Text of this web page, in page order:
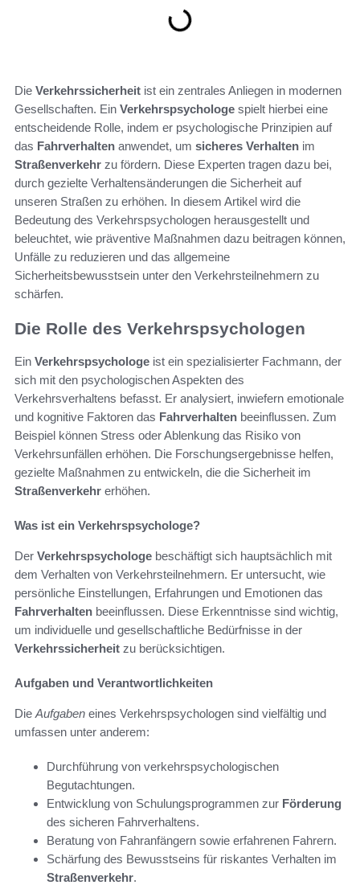
Die Verkehrssicherheit ist ein zentrales Anliegen in modernen
Gesellschaften. Ein Verkehrspsychologe spielt hierbei eine
entscheidende Rolle, indem er psychologische Prinzipien auf
das Fahrverhalten anwendet, um sicheres Verhalten im
Straßenverkehr zu fördern. Diese Experten tragen dazu bei,
durch gezielte Verhaltensänderungen die Sicherheit auf
unseren Straßen zu erhöhen. In diesem Artikel wird die
Bedeutung des Verkehrspsychologen herausgestellt und
beleuchtet, wie präventive Maßnahmen dazu beitragen können,
Unfälle zu reduzieren und das allgemeine
Sicherheitsbewusstsein unter den Verkehrsteilnehmern zu
schärfen.
Die Rolle des Verkehrspsychologen
Ein Verkehrspsychologe ist ein spezialisierter Fachmann, der
sich mit den psychologischen Aspekten des
Verkehrsverhaltens befasst. Er analysiert, inwiefern emotionale
und kognitive Faktoren das Fahrverhalten beeinflussen. Zum
Beispiel können Stress oder Ablenkung das Risiko von
Verkehrsunfällen erhöhen. Die Forschungsergebnisse helfen,
gezielte Maßnahmen zu entwickeln, die die Sicherheit im
Straßenverkehr erhöhen.
Was ist ein Verkehrspsychologe?
Der Verkehrspsychologe beschäftigt sich hauptsächlich mit
dem Verhalten von Verkehrsteilnehmern. Er untersucht, wie
persönliche Einstellungen, Erfahrungen und Emotionen das
Fahrverhalten beeinflussen. Diese Erkenntnisse sind wichtig,
um individuelle und gesellschaftliche Bedürfnisse in der
Verkehrssicherheit zu berücksichtigen.
Aufgaben und Verantwortlichkeiten
Die Aufgaben eines Verkehrspsychologen sind vielfältig und
umfassen unter anderem:
Durchführung von verkehrspsychologischen
Begutachtungen.
Entwicklung von Schulungsprogrammen zur Förderung
des sicheren Fahrverhaltens.
Beratung von Fahranfängern sowie erfahrenen Fahrern.
Schärfung des Bewusstseins für riskantes Verhalten im
Straßenverkehr.